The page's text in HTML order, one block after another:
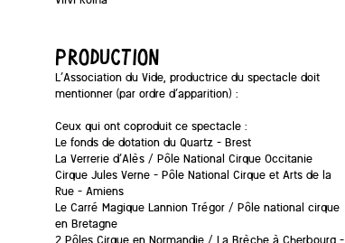
PRODUCTION
L’Association du Vide, productrice du spectacle doit
mentionner (par ordre d’apparition) :
Ceux qui ont coproduit ce spectacle :
Le fonds de dotation du Quartz – Brest
La Verrerie d’Alès / Pôle National Cirque Occitanie
Cirque Jules Verne – Pôle National Cirque et Arts de la
Rue – Amiens
Le Carré Magique Lannion Trégor / Pôle national cirque
en Bretagne
2 Pôles Cirque en Normandie / La Brèche à Cherbourg –